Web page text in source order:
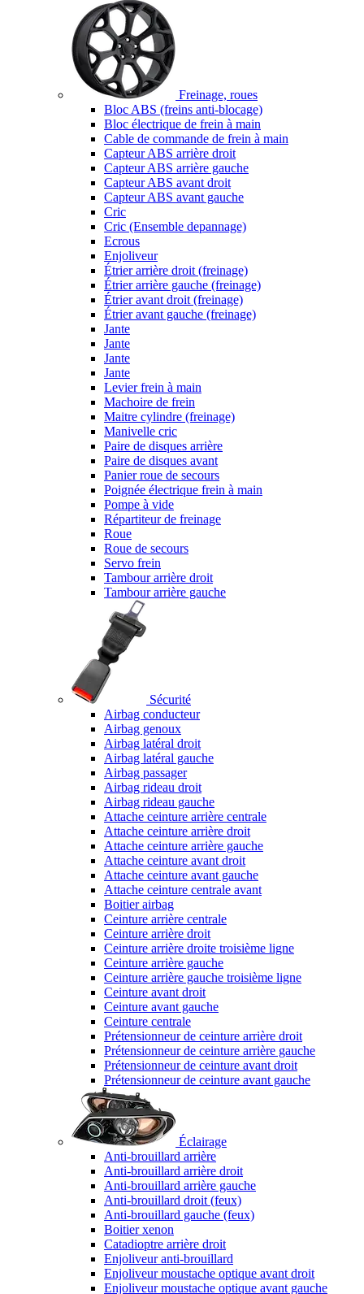
Freinage, roues
Bloc ABS (freins anti-blocage)
Bloc électrique de frein à main
Cable de commande de frein à main
Capteur ABS arrière droit
Capteur ABS arrière gauche
Capteur ABS avant droit
Capteur ABS avant gauche
Cric
Cric (Ensemble depannage)
Ecrous
Enjoliveur
Étrier arrière droit (freinage)
Étrier arrière gauche (freinage)
Étrier avant droit (freinage)
Étrier avant gauche (freinage)
Jante
Jante
Jante
Jante
Levier frein à main
Machoire de frein
Maitre cylindre (freinage)
Manivelle cric
Paire de disques arrière
Paire de disques avant
Panier roue de secours
Poignée électrique frein à main
Pompe à vide
Répartiteur de freinage
Roue
Roue de secours
Servo frein
Tambour arrière droit
Tambour arrière gauche
Sécurité
Airbag conducteur
Airbag genoux
Airbag latéral droit
Airbag latéral gauche
Airbag passager
Airbag rideau droit
Airbag rideau gauche
Attache ceinture arrière centrale
Attache ceinture arrière droit
Attache ceinture arrière gauche
Attache ceinture avant droit
Attache ceinture avant gauche
Attache ceinture centrale avant
Boitier airbag
Ceinture arrière centrale
Ceinture arrière droit
Ceinture arrière droite troisième ligne
Ceinture arrière gauche
Ceinture arrière gauche troisième ligne
Ceinture avant droit
Ceinture avant gauche
Ceinture centrale
Prétensionneur de ceinture arrière droit
Prétensionneur de ceinture arrière gauche
Prétensionneur de ceinture avant droit
Prétensionneur de ceinture avant gauche
Éclairage
Anti-brouillard arrière
Anti-brouillard arrière droit
Anti-brouillard arrière gauche
Anti-brouillard droit (feux)
Anti-brouillard gauche (feux)
Boitier xenon
Catadioptre arrière droit
Enjoliveur anti-brouillard
Enjoliveur moustache optique avant droit
Enjoliveur moustache optique avant gauche